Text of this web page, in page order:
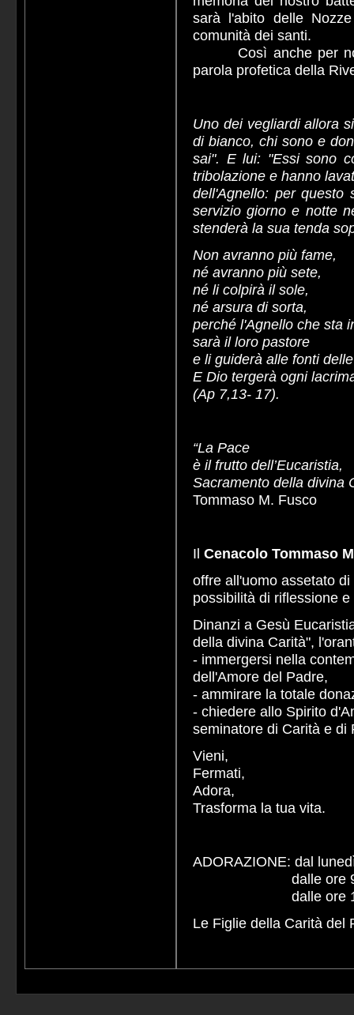
sarà l'abito delle
comunità dei santi.
Così anche per noi
parola profetica della
Uno dei vegliardi allora
di bianco, chi sono e
sai". E lui: "Essi sono
tribolazione e hanno
dell'Agnello: per
servizio giorno e notte
stenderà la sua tenda
Non avranno più fame,
né avranno più sete,
né li colpirà il sole,
né arsura di sorta,
perché l'Agnello che sta
sarà il loro pastore
e li guiderà alle fonti
E Dio tergerà ogni
(Ap 7,13- 17).
“La Pace
è il frutto dell’Eucaristia,
Sacramento della divina
Tommaso M. Fusco
Il Cenacolo Tommaso
offre all'uomo assetato di
possibilità di riflessione
Dinanzi a Gesù
della divina Carità",
- immergersi nella
dell'Amore del Padre,
- ammirare la totale
- chiedere allo Spirito
seminatore di Carità e di
Vieni,
Fermati,
Adora,
Trasforma la tua vita.
ADORAZIONE: dal
dalle ore 9.00
dalle ore 16.00
Le Figlie della Carità del